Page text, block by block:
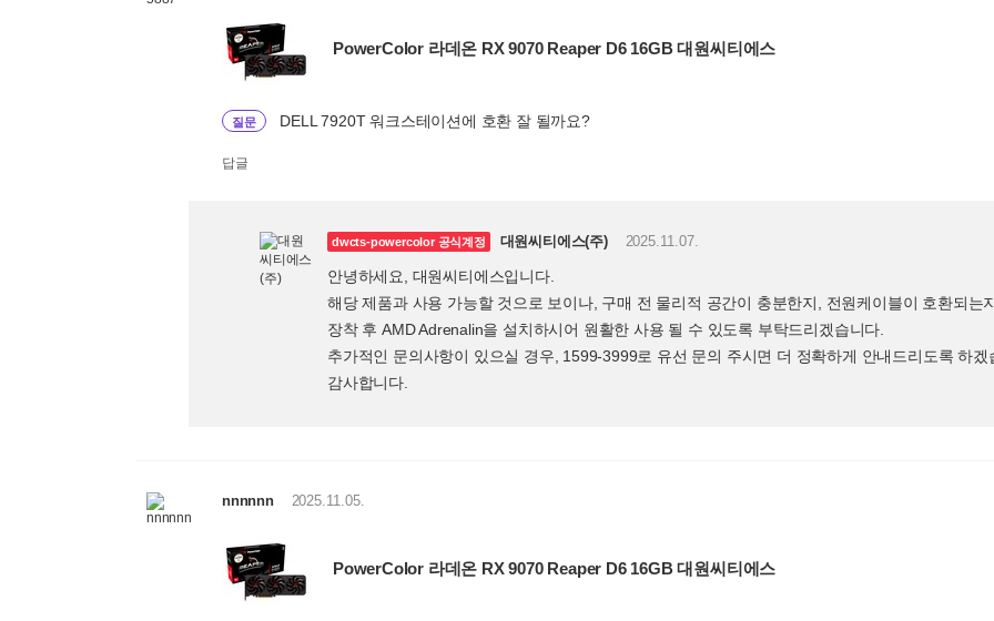
PowerColor 라데온 RX 9070 Reaper D6 16GB 대원씨티에스
질문 DELL 7920T 워크스테이션에 호환 잘 될까요?
답글
dwcts-powercolor 공식계정 대원씨티에스(주) 2025.11.07.
안녕하세요, 대원씨티에스입니다.
해당 제품과 사용 가능할 것으로 보이나, 구매 전 물리적 공간이 충분한지, 전원케이블이 호환되는
장착 후 AMD Adrenalin을 설치하시어 원활한 사용 될 수 있도록 부탁드리겠습니다.
추가적인 문의사항이 있으실 경우, 1599-3999로 유선 문의 주시면 더 정확하게 안내드리도록 하겠
감사합니다.
nnnnnn 2025.11.05.
PowerColor 라데온 RX 9070 Reaper D6 16GB 대원씨티에스